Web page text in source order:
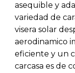
asequible y
variedad de
visera solar
aerodinamico
eficiente y un
carcasa es de